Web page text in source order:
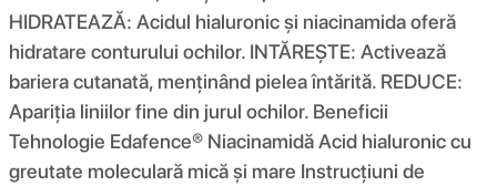
HIDRATEAZĂ: Acidul hialuronic și niacinamida oferă
hidratare conturului ochilor. INTĂREȘTE: Activează
bariera cutanată, menținând pielea întărită. REDUCE:
Apariția liniilor fine din jurul ochilor. Beneficii
Tehnologie Edafence® Niacinamidă Acid hialuronic cu
greutate moleculară mică și mare Instrucțiuni de